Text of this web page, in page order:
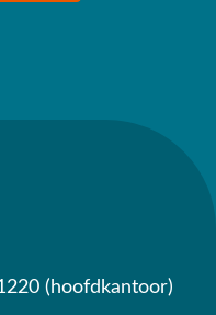
(hoofdkantoor)